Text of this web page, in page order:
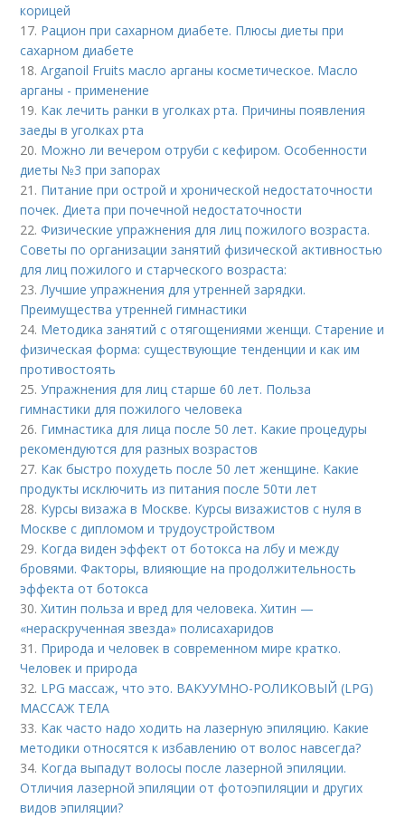
корицей
17. Рацион при сахарном диабете. Плюсы диеты при
сахарном диабете
18.Arganoil Fruits масло арганы косметическое. Масло
арганы - применение
19. Как лечить ранки в уголках рта. Причины появления
заеды в уголках рта
20. Можно ли вечером отруби с кефиром. Особенности
диеты №3 при запорах
21. Питание при острой и хронической недостаточности
почек. Диета при почечной недостаточности
22.Физические упражнения для лиц пожилого возраста.
Советы по организации занятий физической активностью
для лиц пожилого и старческого возраста:
23.Лучшие упражнения для утренней зарядки.
Преимущества утренней гимнастики
24. Методика занятий с отягощениями женщи. Старение и
физическая форма: существующие тенденции и как им
противостоять
25.Упражнения для лиц старше 60 лет. Польза
гимнастики для пожилого человека
26. Гимнастика для лица после 50 лет. Какие процедуры
рекомендуются для разных возрастов
27. Как быстро похудеть после 50 лет женщине. Какие
продукты исключить из питания после 50ти лет
28. Курсы визажа в Москве. Курсы визажистов с нуля в
Москве с дипломом и трудоустройством
29. Когда виден эффект от ботокса на лбу и между
бровями. Факторы, влияющие на продолжительность
эффекта от ботокса
30.Хитин польза и вред для человека. Хитин —
«нераскрученная звезда» полисахаридов
31. Природа и человек в современном мире кратко.
Человек и природа
32. LPG массаж, что это. ВАКУУМНО-РОЛИКОВЫЙ (LPG)
МАССАЖ ТЕЛА
33. Как часто надо ходить на лазерную эпиляцию. Какие
методики относятся к избавлению от волос навсегда?
34. Когда выпадут волосы после лазерной эпиляции.
Отличия лазерной эпиляции от фотоэпиляции и других
видов эпиляции?